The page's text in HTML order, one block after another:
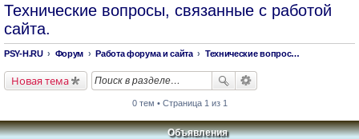
Технические вопросы, связанные с работой
сайта.
PSY-H.RU Форум Работа форума и сайта Технические вопросы, связанные с работой сайта.
Новая тема
0 тем • Страница 1 из 1
Объявления